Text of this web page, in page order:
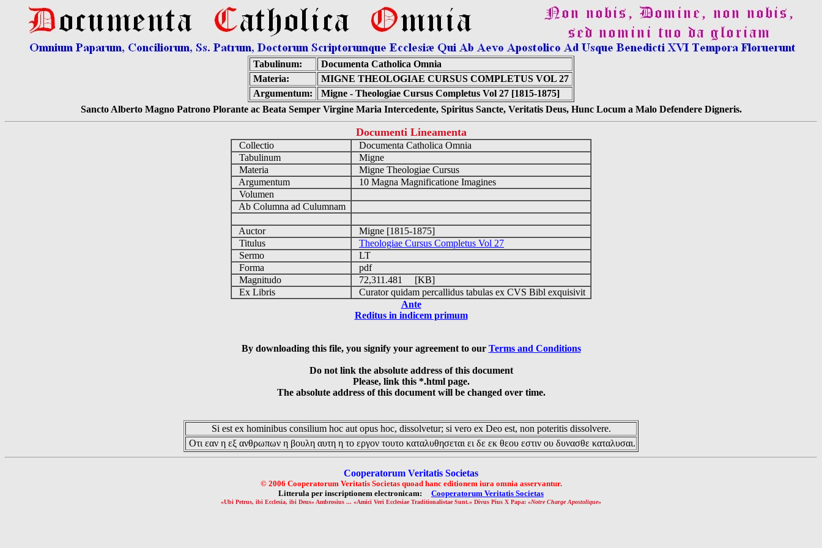
Tabulinum:
Documenta Catholica Omnia
Materia:
MIGNE THEOLOGIAE CURSUS COMPLETUS VOL 27
Argumentum:
Migne - Theologiae Cursus Completus Vol 27 [1815-1875]
Sancto Alberto Magno Patrono Plorante ac Beata Semper Virgine Maria Intercedente, Spiritus Sancte, Veritatis Deus, Hunc Locum a Malo Defendere Digneris.
Documenti Lineamenta
Collectio
Documenta Catholica Omnia
Tabulinum
Migne
Materia
Migne Theologiae Cursus
Argumentum
10 Magna Magnificatione Imagines
Volumen
Ab Columna ad Culumnam
Auctor
Migne [1815-1875]
Titulus
Theologiae Cursus Completus Vol 27
Sermo
LT
Forma
pdf
Magnitudo
72,311.481 [KB]
Ex Libris
Curator quidam percallidus tabulas ex CVS Bibl exquisivit
Ante
Reditus in indicem primum
By downloading this file, you signify your agreement to our Terms and Conditions
Do not link the absolute address of this document
Please, link this *.html page.
The absolute address of this document will be changed over time.
Si est ex hominibus consilium hoc aut opus hoc, dissolvetur; si vero ex Deo est, non poteritis dissolvere.
Οτι εαν η εξ ανθρωπων η βουλη αυτη η το εργον τουτο καταλυθησεται ει δε εκ θεου εστιν ου δυνασθε καταλυσαι.
Cooperatorum Veritatis Societas
© 2006 Cooperatorum Veritatis Societas quoad hanc editionem iura omnia asservantur.
Litterula per inscriptionem electronicam: Cooperatorum Veritatis Societas
«Ubi Petrus, ibi Ecclesia, ibi Deus» Ambrosius ... «Amici Veri Ecclesiae Traditionalistae Sunt.» Divus Pius X Papa: «Notre Charge Apostolique»